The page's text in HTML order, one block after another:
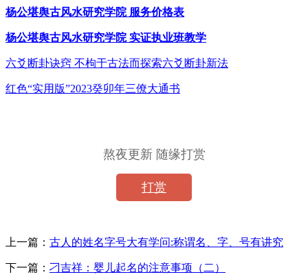
杨公堪舆古风水研究学院服务价格表
杨公堪舆古风水研究学院 实证执业班教学
六爻断卦诀窍 不枸于古法而探索六爻断卦新法
红色“实用版”2023癸卯年三僚大通书
熬夜更新 随缘打赏
打赏
上一篇： 古人的姓名字号大有学问:称谓名、字、号有讲究
下一篇： 刁吉祥：婴儿起名的注意事项（二）